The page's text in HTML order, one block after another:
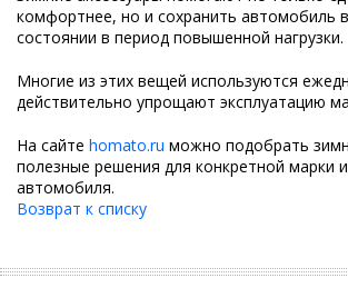
комфортнее, но и сохранить автомобиль
состоянии в период повышенной нагрузки.
Многие из этих вещей используются
действительно упрощают эксплуатацию
На сайте homato.ru можно подобрать
полезные решения для конкретной марки
автомобиля.
Возврат к списку